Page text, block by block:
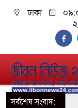
ঢাকা
সর্বশেষ সংবাদ: